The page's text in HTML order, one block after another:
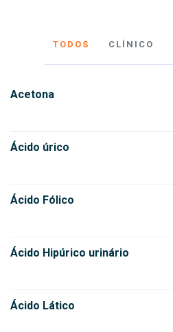
TODOS CLÍNICO
Acetona
Ácido úrico
Ácido Fólico
Ácido Hipúrico urinário
Ácido Lático